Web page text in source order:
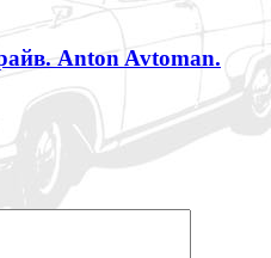
Anton Avtoman.